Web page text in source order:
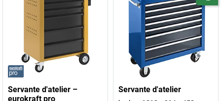
Servante d'atelier –
eurokraft pro
Servante d'atelier